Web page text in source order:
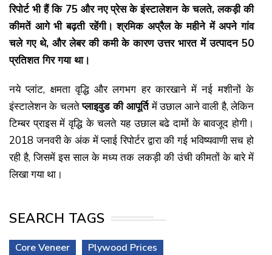
रिपोर्ट भी हैं कि 75 और नए प्रेस के इंस्टालेशन के चलते, लकड़ी की
कीमतें आगे भी बढ़ती रहेंगी। श्रमिक अप्रैल के महीने में अपने गांव
चले गए थे, और लेबर की कमी के कारण उत्तर भारत में उत्पादन 50
प्रतिशत गिर गया था।
नये प्लांट, क्षमता वृद्धि और लगभग हर कारखाने में नई मशीनों के
इंस्टालेशन के चलतेप्लाइवुड की आपूर्तिमें उछाल आने वाली है, लेकिन
टिम्बर प्राइस में वृद्धि के चलते यह उछाल बढे दामों के बावजूद होगी।
2018 जनवरी के अंक में प्लाई रिपोर्टर द्वारा की गई भविष्यवाणी सच हो
रही है, जिसमें इस साल के मध्य तक लकड़ी की उंची कीमतों के बारे में
लिखा गया था।
SEARCH TAGS
Core Veneer
Plywood Prices